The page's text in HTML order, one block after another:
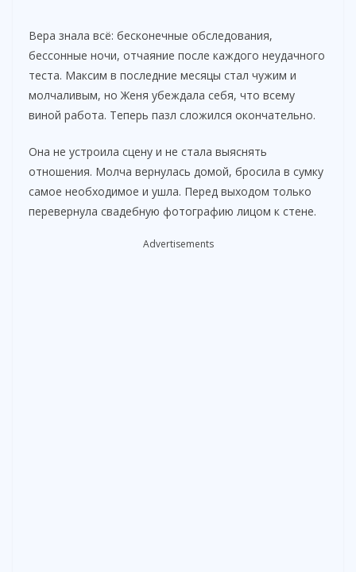
Вера знала всё: бесконечные обследования,
бессонные ночи, отчаяние после каждого неудачного
теста. Максим в последние месяцы стал чужим и
молчаливым, но Женя убеждала себя, что всему
виной работа. Теперь пазл сложился окончательно.
Она не устроила сцену и не стала выяснять
отношения. Молча вернулась домой, бросила в сумку
самое необходимое и ушла. Перед выходом только
перевернула свадебную фотографию лицом к стене.
Advertisements